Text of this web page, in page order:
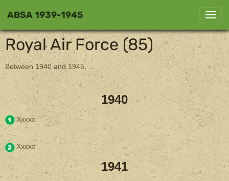
ABSA 1939-1945
Royal Air Force (85)
Between 1940 and 1945, ...
1940
Xxxxx
Xxxxx
1941